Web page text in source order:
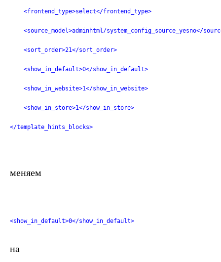
    <frontend_type>select</frontend_type>
<source_model>adminhtml/system_config_source_yesno</
    <sort_order>21</sort_order>
    <show_in_default>0</show_in_default>
    <show_in_website>1</show_in_website>
    <show_in_store>1</show_in_store>
</template_hints_blocks>
меняем
<show_in_default>0</show_in_default>
на